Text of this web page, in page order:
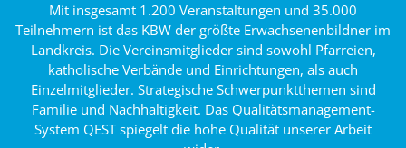
Mit insgesamt 1.200 Veranstaltungen und 35.000
Teilnehmern ist das KBW der größte Erwachsenenbildner im
Landkreis. Die Vereinsmitglieder sind sowohl Pfarreien,
katholische Verbände und Einrichtungen, als auch
Einzelmitglieder. Strategische Schwerpunktthemen sind
Familie und Nachhaltigkeit. Das Qualitätsmanagement-
System QEST spiegelt die hohe Qualität unserer Arbeit